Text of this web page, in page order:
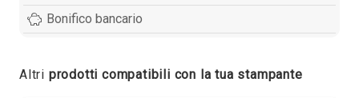
Bonifico bancario
Altri prodotti compatibili con la tua stampante